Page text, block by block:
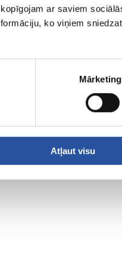
ar saviem
ko viņiem
Atļaut visu